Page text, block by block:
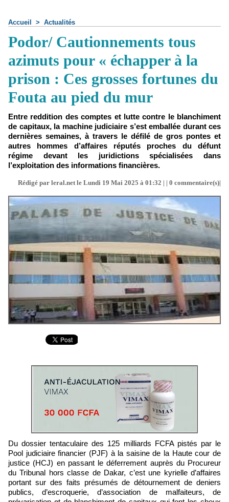
Accueil > Actualités
Podor/ Cautionnements tous
azimuts pour « échapper à la
prison : Ces grosses fortunes du
Fouta au pied du mur
Entre reddition des comptes et lutte contre le blanchiment
de capitaux, la machine judiciaire s’est emballée durant ces
dernières semaines, à travers le défilé de gros pontes et
autres hommes d’affaires réputés proches du défunt
régime devant les juridictions spécialisées dans
l’exploitation des informations financières.
Rédigé par leral.net le Lundi 19 Mai 2025 à 01:32 | | 0 commentaire(s)|
Du dossier tentaculaire des 125 milliards FCFA pistés par le
Pool judiciaire financier (PJF) à la saisine de la Haute cour de
justice (HCJ) en passant le déferrement auprès du Procureur
du Tribunal hors classe de Dakar, c’est une kyrielle d’affaires
portant sur des faits présumés de détournement de deniers
publics, d’escroquerie, d’association de malfaiteurs, de